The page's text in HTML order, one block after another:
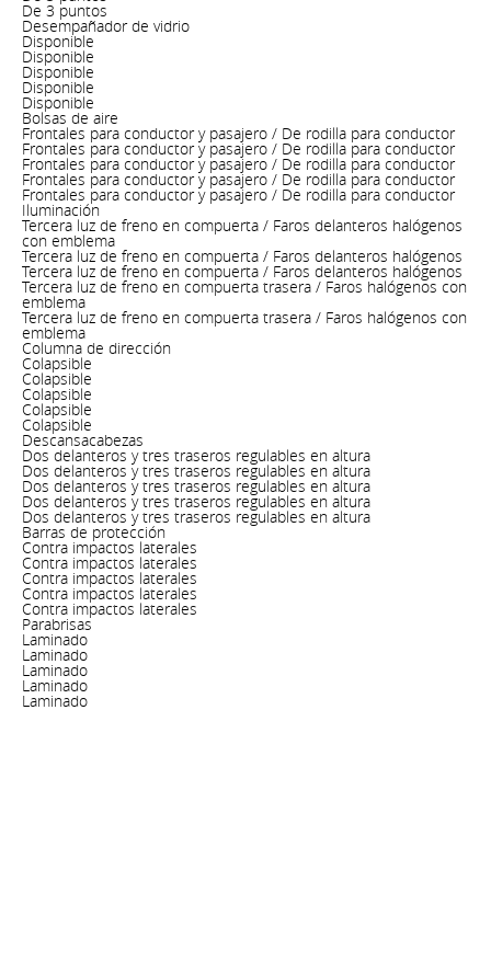
De 3 puntos
Desempañador de vidrio
Disponible
Disponible
Disponible
Disponible
Disponible
Bolsas de aire
Frontales para conductor y pasajero / De rodilla para conductor
Frontales para conductor y pasajero / De rodilla para conductor
Frontales para conductor y pasajero / De rodilla para conductor
Frontales para conductor y pasajero / De rodilla para conductor
Frontales para conductor y pasajero / De rodilla para conductor
Iluminación
Tercera luz de freno en compuerta / Faros delanteros halógenos
con emblema
Tercera luz de freno en compuerta / Faros delanteros halógenos
Tercera luz de freno en compuerta / Faros delanteros halógenos
Tercera luz de freno en compuerta trasera / Faros halógenos con
emblema
Tercera luz de freno en compuerta trasera / Faros halógenos con
emblema
Columna de dirección
Colapsible
Colapsible
Colapsible
Colapsible
Colapsible
Descansacabezas
Dos delanteros y tres traseros regulables en altura
Dos delanteros y tres traseros regulables en altura
Dos delanteros y tres traseros regulables en altura
Dos delanteros y tres traseros regulables en altura
Dos delanteros y tres traseros regulables en altura
Barras de protección
Contra impactos laterales
Contra impactos laterales
Contra impactos laterales
Contra impactos laterales
Contra impactos laterales
Parabrisas
Laminado
Laminado
Laminado
Laminado
Laminado